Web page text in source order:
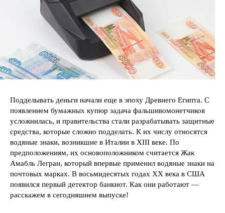
Подделывать деньги начали еще в эпоху Древнего Египта. С
появлением бумажных купюр задача фальшивомонетчиков
усложнилась, и правительства стали разрабатывать защитные
средства, которые сложно подделать. К их числу относятся
водяные знаки, возникшие в Италии в XIII веке. По
предположениям, их основоположником считается Жак
Амабль Легран, который впервые применил водяные знаки на
почтовых марках. В восьмидесятых годах XX века в США
появился первый детектор банкнот. Как они работают —
расскажем в сегодняшнем выпуске!